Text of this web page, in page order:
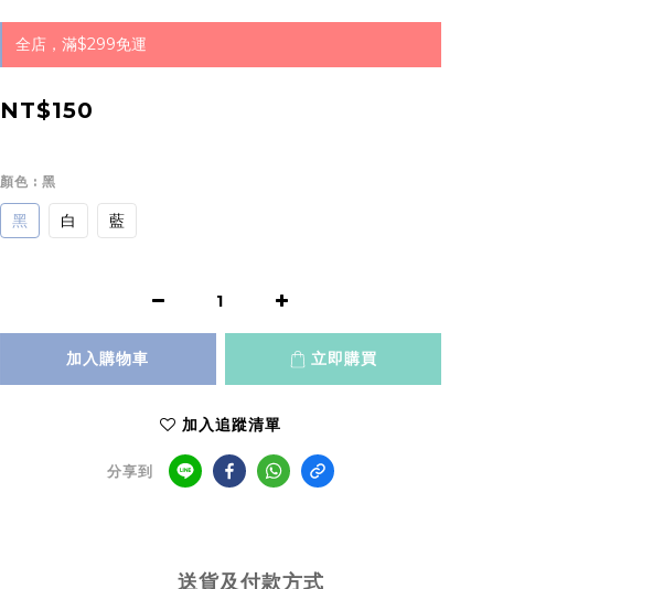
全店，滿$299免運
NT$150
顏色 : 黑
黑 白 藍
加入購物車 立即購買
加入追蹤清單
分享到
送貨及付款方式